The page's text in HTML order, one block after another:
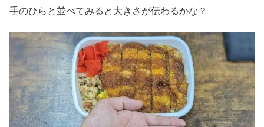
手のひらと並べてみると大きさが伝わるかな？